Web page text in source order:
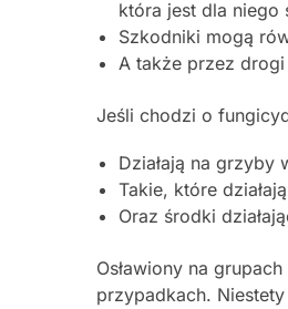
która jest dla niego
Szkodniki mogą
A także przez
Jeśli chodzi o
Działają na
Takie, które
Oraz środki
Osławiony na
przypadkach.